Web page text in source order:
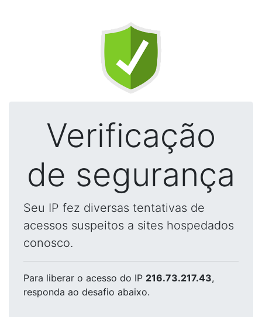
Verificação
de segurança
Seu IP fez diversas tentativas de
acessos suspeitos a sites hospedados
conosco.
Para liberar o acesso do IP 216.73.217.43,
responda ao desafio abaixo.